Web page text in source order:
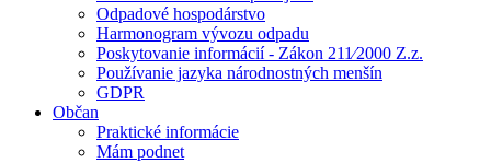
Odpadové hospodárstvo
Harmonogram vývozu odpadu
Poskytovanie informácií - Zákon 211⁄2000 Z.z.
Používanie jazyka národnostných menšín
GDPR
Občan
Praktické informácie
Mám podnet